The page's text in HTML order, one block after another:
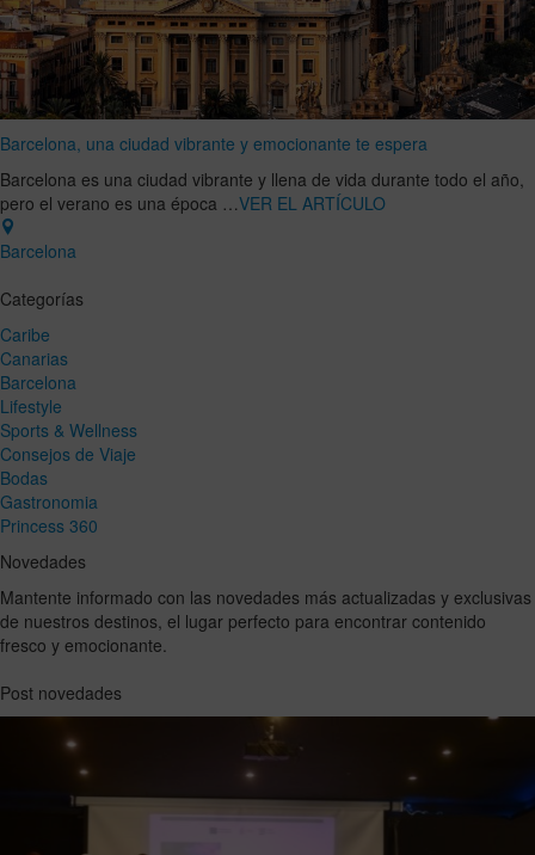
Barcelona, una ciudad vibrante y emocionante te espera
Barcelona es una ciudad vibrante y llena de vida durante todo el año,
pero el verano es una época …VER EL ARTÍCULO
Barcelona
Categorías
Caribe
Canarias
Barcelona
Lifestyle
Sports & Wellness
Consejos de Viaje
Bodas
Gastronomia
Princess 360
Novedades
Mantente informado con las novedades más actualizadas y exclusivas
de nuestros destinos, el lugar perfecto para encontrar contenido
fresco y emocionante.
Post novedades